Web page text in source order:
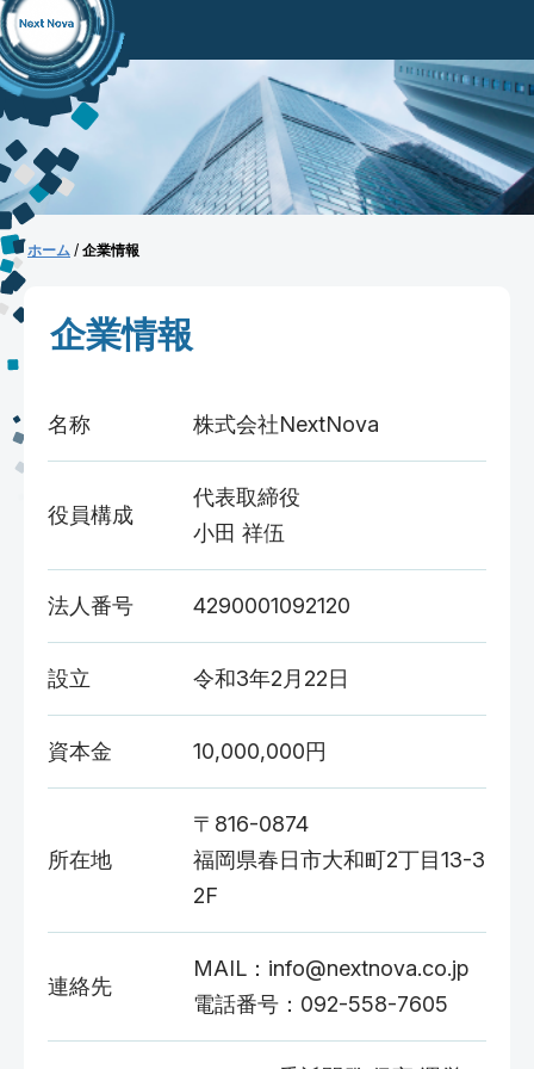
ホーム / 企業情報
企業情報
名称 株式会社NextNova
役員構成
代表取締役
小田 祥伍
法人番号 4290001092120
設立 令和3年2月22日
資本金 10,000,000円
所在地
〒816-0874
福岡県春日市大和町2丁目13-3
2F
連絡先
MAIL：info@nextnova.co.jp
電話番号：092-558-7605